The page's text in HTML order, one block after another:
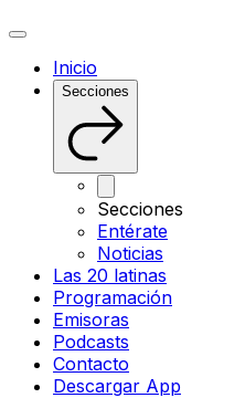
Inicio
Secciones
Secciones
Entérate
Noticias
Las 20 latinas
Programación
Emisoras
Podcasts
Contacto
Descargar App